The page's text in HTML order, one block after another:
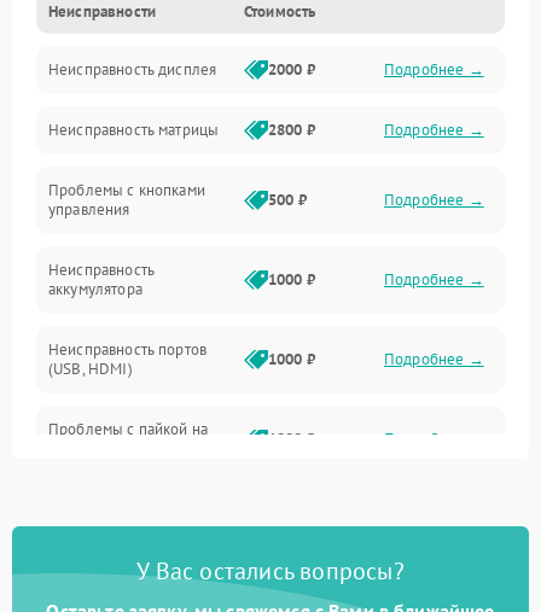
Видео
ПО
Управление
Механические повреждения
Неисправности Стоимость
Неисправность дисплея 2000 ₽ Подробнее →
Неисправность матрицы 2800 ₽ Подробнее →
Проблемы с кнопками
управления
500 ₽ Подробнее →
Неисправность
аккумулятора
1000 ₽ Подробнее →
Неисправность портов
(USB, HDMI)
1000 ₽ Подробнее →
Проблемы с пайкой на
1000 ₽ Подробнее →
процессора
Повреждение внутренних
проводов
500 ₽
У Вас остались вопросы?